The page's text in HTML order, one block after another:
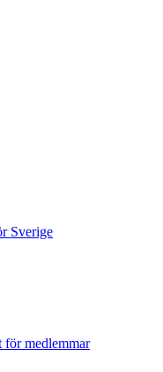
Sverige
för medlemmar